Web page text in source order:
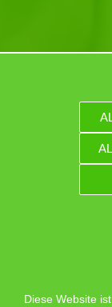
Diese Website